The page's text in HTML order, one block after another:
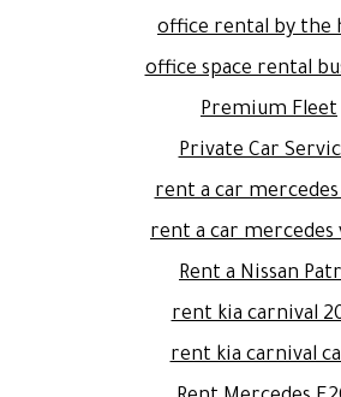
office rental by the
office space rental
Premium Fleet
Private Car
rent a car mercedes
rent a car mercedes
Rent a Nissan
rent kia carnival
rent kia carnival